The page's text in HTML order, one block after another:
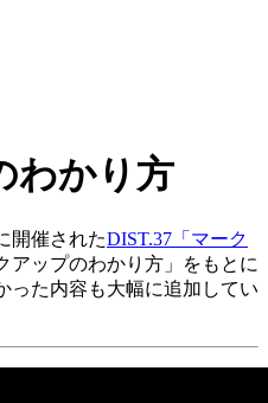
わかり方
開催されたDIST.37「マーク
アップのわかり方」をもとに
った内容も大幅に追加してい